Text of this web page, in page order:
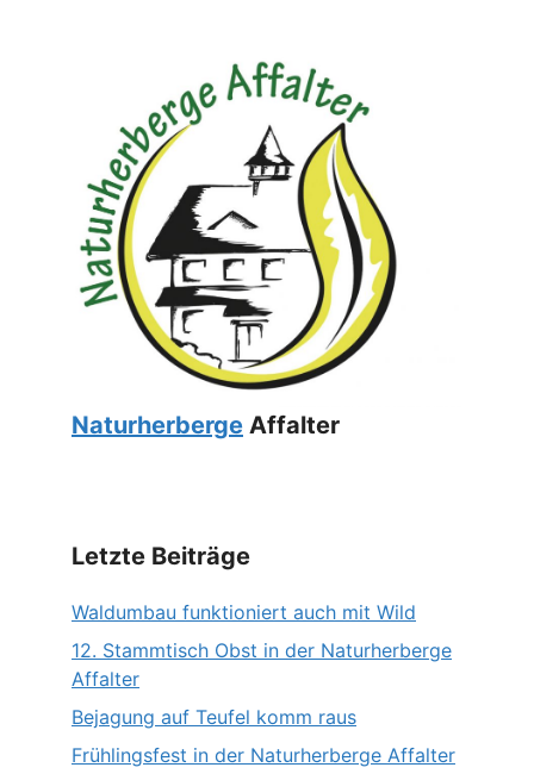
Naturherberge Affalter
Letzte Beiträge
Waldumbau funktioniert auch mit Wild
12. Stammtisch Obst in der Naturherberge
Affalter
Bejagung auf Teufel komm raus
Frühlingsfest in der Naturherberge Affalter